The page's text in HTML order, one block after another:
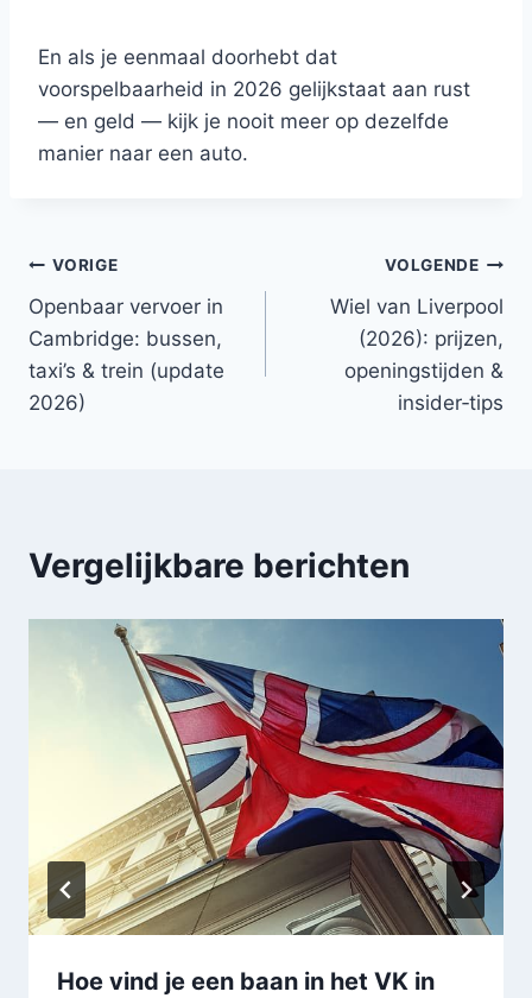
En als je eenmaal doorhebt dat
voorspelbaarheid in 2026 gelijkstaat aan rust
— en geld — kijk je nooit meer op dezelfde
manier naar een auto.
Bericht
navigatie
VORIGE
Openbaar vervoer in
Cambridge: bussen,
taxi’s & trein (update
2026)
VOLGENDE
Wiel van Liverpool
(2026): prijzen,
openingstijden &
insider‑tips
Vergelijkbare berichten
Hoe vind je een baan in het VK in